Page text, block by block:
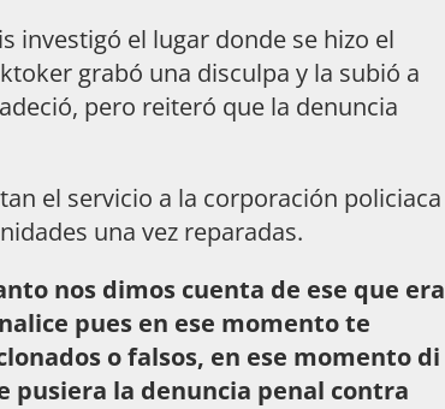
investigó el lugar donde se hizo el
grabó una disculpa y la subió a
pero reiteró que la denuncia
el servicio a la corporación policiaca
una vez reparadas.
nos dimos cuenta de ese que era
pues en ese momento te
o falsos, en ese momento di
la denuncia penal contra